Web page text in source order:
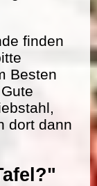
finden
Besten
dort dann